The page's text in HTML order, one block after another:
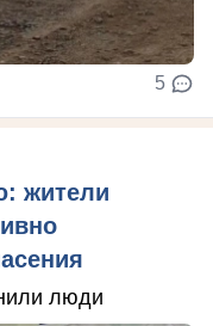
5
жители
люди